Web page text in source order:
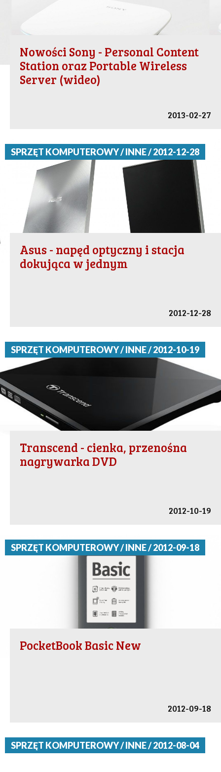
Nowości Sony - Personal Content
Station oraz Portable Wireless
Server (wideo)
2013-02-27
SPRZĘT KOMPUTEROWY / INNE / 2012-12-28
Asus - napęd optyczny i stacja
dokująca w jednym
2012-12-28
SPRZĘT KOMPUTEROWY / INNE / 2012-10-19
Transcend - cienka, przenośna
nagrywarka DVD
2012-10-19
SPRZĘT KOMPUTEROWY / INNE / 2012-09-18
PocketBook Basic New
2012-09-18
SPRZĘT KOMPUTEROWY / INNE / 2012-08-04